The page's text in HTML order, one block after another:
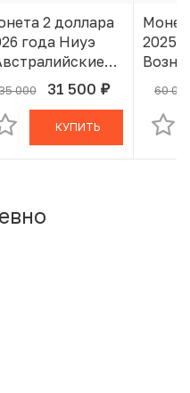
2 доллара
года Ниуэ
— Пчела-
000 31 500 руб.
В КОРЗИНЕ
КУПИТЬ
2025
60